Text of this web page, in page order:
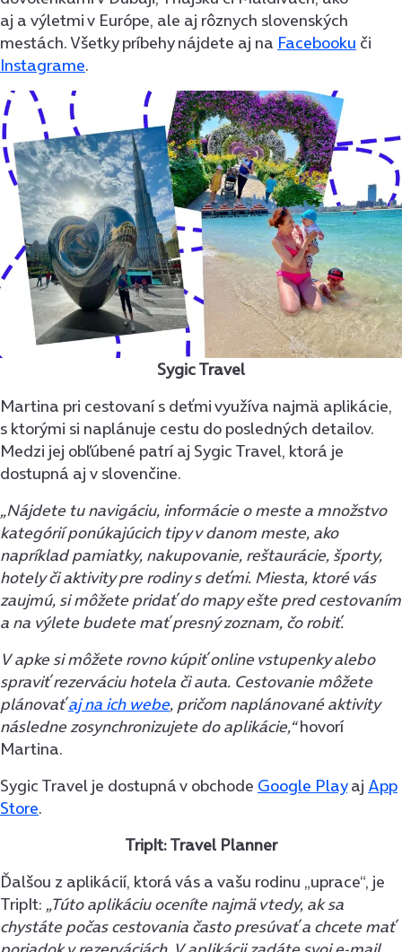
aj a výletmi v Európe, ale aj rôznych slovenských
mestách. Všetky príbehy nájdete aj na Facebooku či
Instagrame.
Sygic Travel
Martina pri cestovaní s deťmi využíva najmä aplikácie,
s ktorými si naplánuje cestu do posledných detailov.
Medzi jej obľúbené patrí aj Sygic Travel, ktorá je
dostupná aj v slovenčine.
„Nájdete tu navigáciu, informácie o meste a množstvo
kategórií ponúkajúcich tipy v danom meste, ako
napríklad pamiatky, nakupovanie, reštaurácie, športy,
hotely či aktivity pre rodiny s deťmi. Miesta, ktoré vás
zaujmú, si môžete pridať do mapy ešte pred cestovaním
a na výlete budete mať presný zoznam, čo robiť.
V apke si môžete rovno kúpiť online vstupenky alebo
spraviť rezerváciu hotela či auta. Cestovanie môžete
plánovaťaj na ich webe, pričom naplánované aktivity
následne zosynchronizujete do aplikácie,“hovorí
Martina.
Sygic Travel je dostupná v obchode Google Playaj App
Store.
TripIt: Travel Planner
Ďalšou z aplikácií, ktorá vás a vašu rodinu „uprace“, je
TripIt: „Túto aplikáciu oceníte najmä vtedy, ak sa
chystáte počas cestovania často presúvať a chcete mať